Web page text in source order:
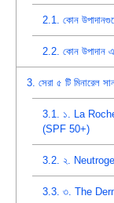
2.1. কোন
2.2. কোন উপাদান
3. সেরা ৫ টি মিনারেল
3.1. ১. La
(SPF 50+)
3.2. ২.
3.3. ৩. The